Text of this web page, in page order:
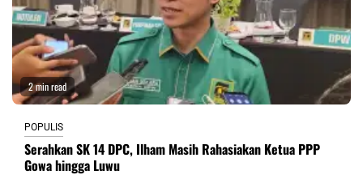
2 min read
POPULIS
Serahkan SK 14 DPC, Ilham Masih Rahasiakan Ketua PPP
Gowa hingga Luwu